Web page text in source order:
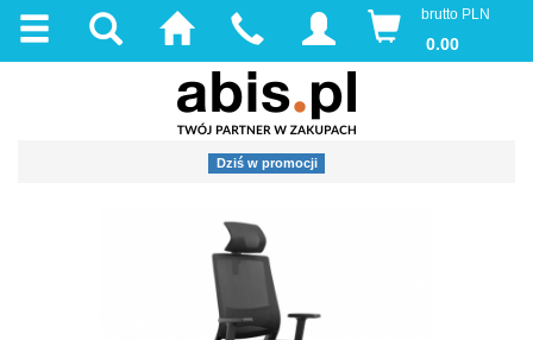
brutto PLN
0.00
Dziś w promocji